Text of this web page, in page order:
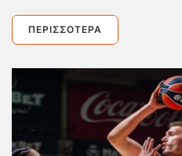
ΠΕΡΙΣΣΌΤΕΡΑ